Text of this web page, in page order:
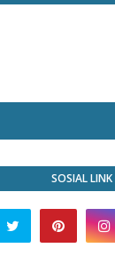
SOSIAL LINK